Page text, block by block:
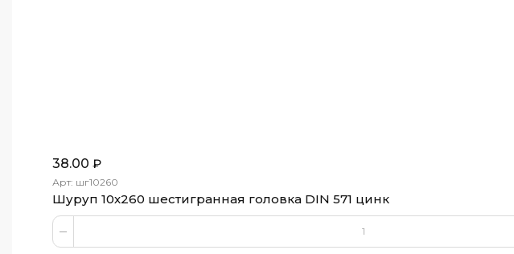
38.00 ₽
Арт: шг10260
Шуруп 10х260 шестигранная головка DIN 571 цинк